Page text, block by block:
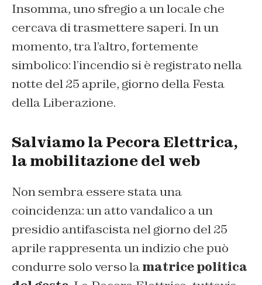
Insomma, uno sfregio a un locale che
cercava di trasmettere saperi. In un
momento, tra l’altro, fortemente
simbolico: l’incendio si è registrato nella
notte del 25 aprile, giorno della Festa
della Liberazione.
Salviamo la Pecora Elettrica,
la mobilitazione del web
Non sembra essere stata una
coincidenza: un atto vandalico a un
presidio antifascista nel giorno del 25
aprile rappresenta un indizio che può
condurre solo verso lamatrice politica